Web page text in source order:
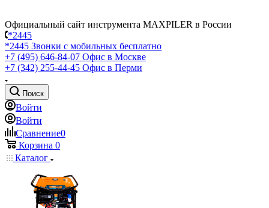
Официальный сайт инструмента MAXPILER в России
*2445
*2445 Звонки с мобильных бесплатно
+7 (495) 646-84-07 Офис в Москве
+7 (342) 255-44-45 Офис в Перми
Поиск
Войти
Войти
Сравнение0
Корзина 0
Каталог